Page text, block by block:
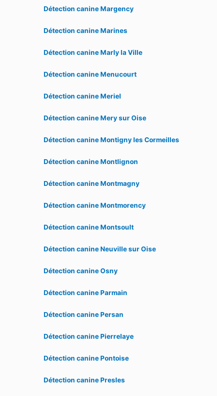
Détection canine Margency
Détection canine Marines
Détection canine Marly la Ville
Détection canine Menucourt
Détection canine Meriel
Détection canine Mery sur Oise
Détection canine Montigny les Cormeilles
Détection canine Montlignon
Détection canine Montmagny
Détection canine Montmorency
Détection canine Montsoult
Détection canine Neuville sur Oise
Détection canine Osny
Détection canine Parmain
Détection canine Persan
Détection canine Pierrelaye
Détection canine Pontoise
Détection canine Presles